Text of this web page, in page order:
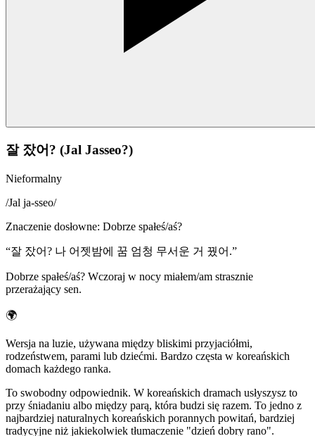
잘 잤어? (Jal Jasseo?)
Nieformalny
/Jal ja-sseo/
Znaczenie dosłowne: Dobrze spałeś/aś?
“잘 잤어? 나 어젯밤에 꿈 엄청 무서운 거 꿨어.”
Dobrze spałeś/aś? Wczoraj w nocy miałem/am strasznie
przerażający sen.
🌍
Wersja na luzie, używana między bliskimi przyjaciółmi,
rodzeństwem, parami lub dziećmi. Bardzo częsta w koreańskich
domach każdego ranka.
To swobodny odpowiednik. W koreańskich dramach usłyszysz to
przy śniadaniu albo między parą, która budzi się razem. To jedno z
najbardziej naturalnych koreańskich porannych powitań, bardziej
tradycyjne niż jakiekolwiek tłumaczenie "dzień dobry rano".